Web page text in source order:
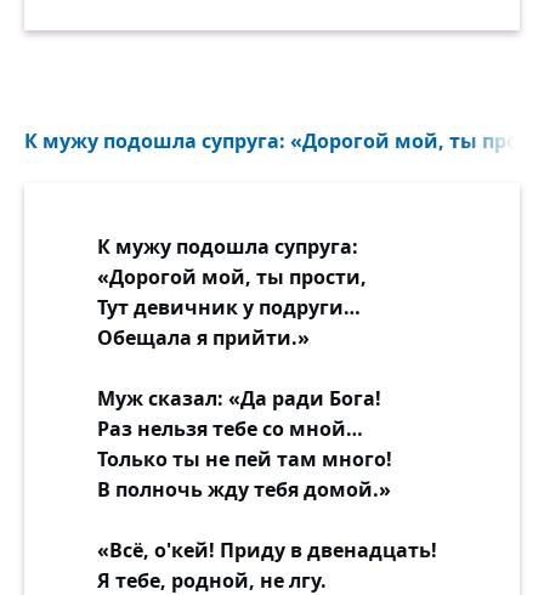
К мужу подошла супруга: «Дорогой мой, ты
К мужу подошла супруга:
«Дорогой мой, ты прости,
Тут девичник у подруги…
Обещала я прийти.»
Муж сказал: «Да ради Бога!
Раз нельзя тебе со мной…
Только ты не пей там много!
В полночь жду тебя домой.»
«Всё, о'кей! Приду в двенадцать!
Я тебе, родной, не лгу.